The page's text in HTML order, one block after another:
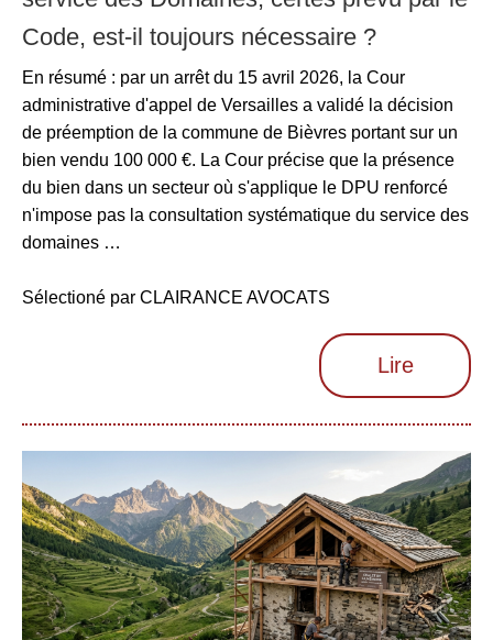
Code, est-il toujours nécessaire ?
En résumé : par un arrêt du 15 avril 2026, la Cour
administrative d'appel de Versailles a validé la décision
de préemption de la commune de Bièvres portant sur un
bien vendu 100 000 €. La Cour précise que la présence
du bien dans un secteur où s'applique le DPU renforcé
n'impose pas la consultation systématique du service des
domaines …
Sélectioné par CLAIRANCE AVOCATS
Lire